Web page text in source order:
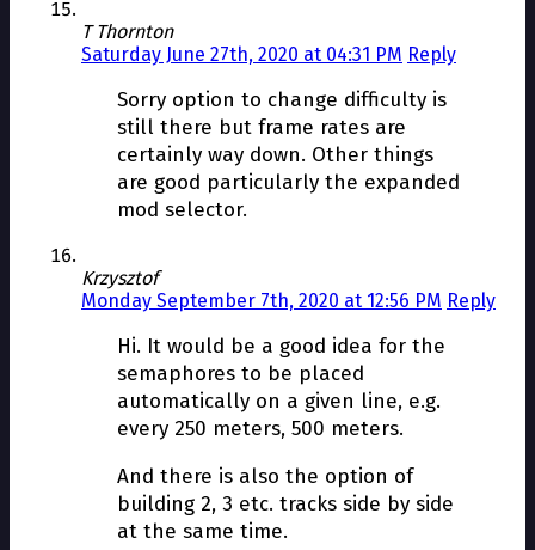
T Thornton
Saturday June 27th, 2020 at 04:31 PM Reply
Sorry option to change difficulty is
still there but frame rates are
certainly way down. Other things
are good particularly the expanded
mod selector.
Krzysztof
Monday September 7th, 2020 at 12:56 PM Reply
Hi. It would be a good idea for the
semaphores to be placed
automatically on a given line, e.g.
every 250 meters, 500 meters.
And there is also the option of
building 2, 3 etc. tracks side by side
at the same time.